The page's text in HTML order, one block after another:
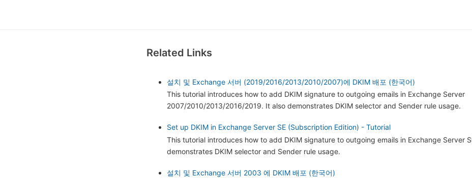
Related Links
설치 및 Exchange 서버 (2019/2016/2013/2010/2007)에 DKIM 배포 (한국어)
This tutorial introduces how to add DKIM signature to outgoing emails in Exchange Server
2007/2010/2013/2016/2019. It also demonstrates DKIM selector and Sender rule usage.
Set up DKIM in Exchange Server SE (Subscription Edition) - Tutorial
This tutorial introduces how to add DKIM signature to outgoing emails in Exchange Server
demonstrates DKIM selector and Sender rule usage.
설치 및 Exchange 서버 2003 에 DKIM 배포 (한국어)